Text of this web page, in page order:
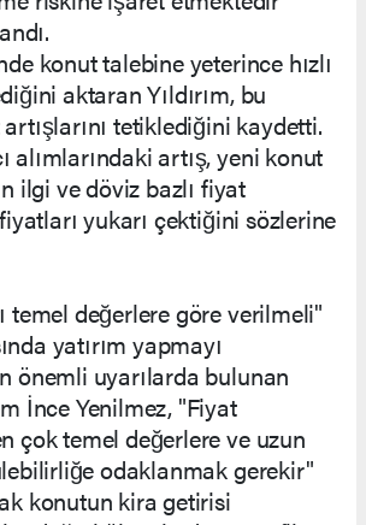
konut talebine yeterince hızlı
aktaran Yıldırım, bu
tetiklediğini kaydetti.
alımlarındaki artış, yeni konut
ilgi ve döviz bazlı fiyat
yukarı çektiğini sözlerine
temel değerlere göre verilmeli"
yatırım yapmayı
önemli uyarılarda bulunan
İnce Yenilmez, "Fiyat
çok temel değerlere ve uzun
odaklanmak gerekir"
konutun kira getirisi